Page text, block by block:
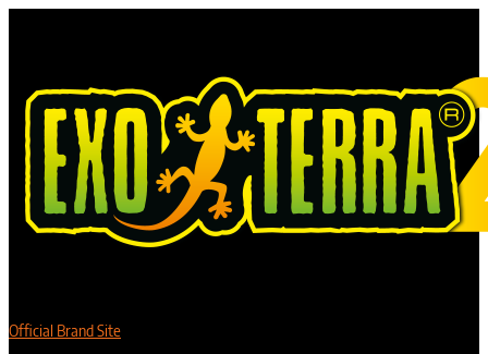
Official Brand Site